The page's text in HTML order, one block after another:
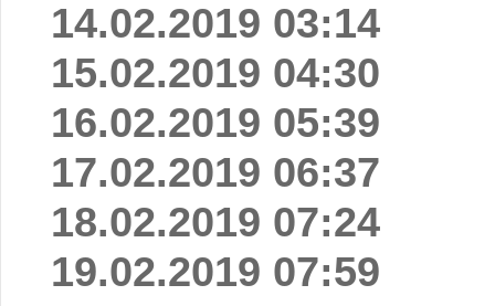
14.02.2019 03:14
15.02.2019 04:30
16.02.2019 05:39
17.02.2019 06:37
18.02.2019 07:24
19.02.2019 07:59